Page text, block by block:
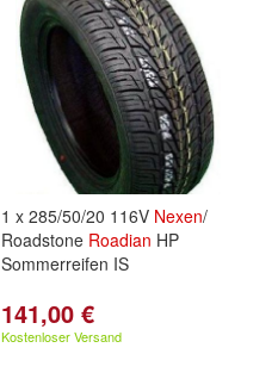
1 x 285/50/20 116V Nexen/
Roadstone Roadian HP
Sommerreifen IS
141,00 €
Kostenloser Versand